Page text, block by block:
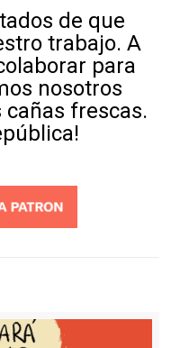
de que
trabajo. A
para
nosotros
frescas.